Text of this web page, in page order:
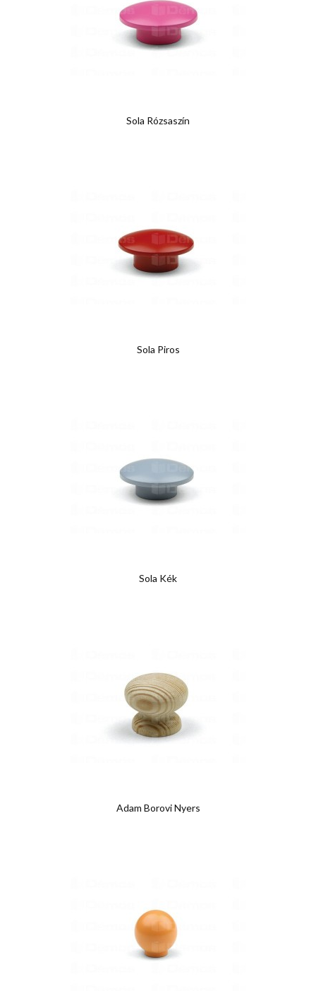
Sola Rózsaszín
Sola Piros
Sola Kék
Adam Borovi Nyers